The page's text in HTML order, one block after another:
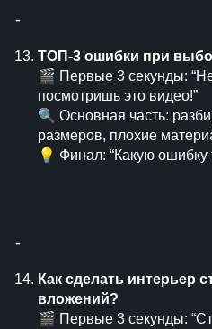
⁃
ТОП-3 ошибки при
🎬 Первые 3 секунды:
посмотришь это видео!”
🔍 Основная часть:
размеров, плохие
💡 Финал: “Какую
⁃
Как сделать интерьер
вложений?
🎬 Первые 3 секунды: